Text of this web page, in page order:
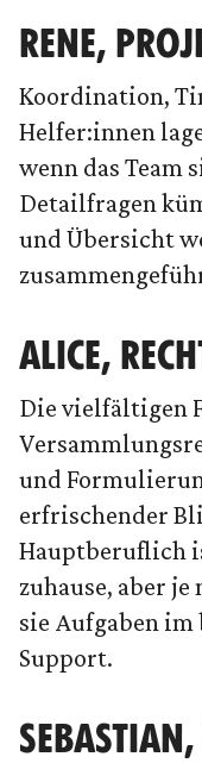
RENE,
Koordination,
Helfer:innen
wenn das Team
Detailfragen
und Übersicht
ALICE,
Die vielfältigen
und
erfrischender
Hauptberuflich
zuhause, aber
sie Aufgaben
Support.